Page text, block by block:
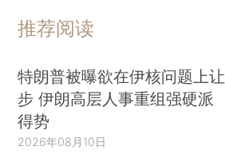
推荐阅读
特朗普被曝欲在伊核问题上让
步 伊朗高层人事重组强硬派
得势
2026年08月10日